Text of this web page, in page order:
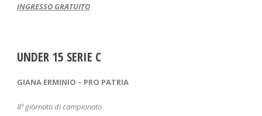
INGRESSO GRATUITO
UNDER 15 SERIE C
GIANA ERMINIO – PRO PATRIA
8ª giornata di campionato